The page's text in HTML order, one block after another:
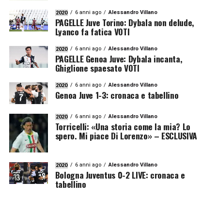
2020 6 anni ago Alessandro Villano
PAGELLE Juve Torino: Dybala non delude,
Lyanco fa fatica VOTI
2020 6 anni ago Alessandro Villano
PAGELLE Genoa Juve: Dybala incanta,
Ghiglione spaesato VOTI
2020 6 anni ago Alessandro Villano
Genoa Juve 1-3: cronaca e tabellino
2020 6 anni ago Alessandro Villano
Torricelli: «Una storia come la mia? Lo
spero. Mi piace Di Lorenzo» – ESCLUSIVA
2020 6 anni ago Alessandro Villano
Bologna Juventus 0-2 LIVE: cronaca e
tabellino